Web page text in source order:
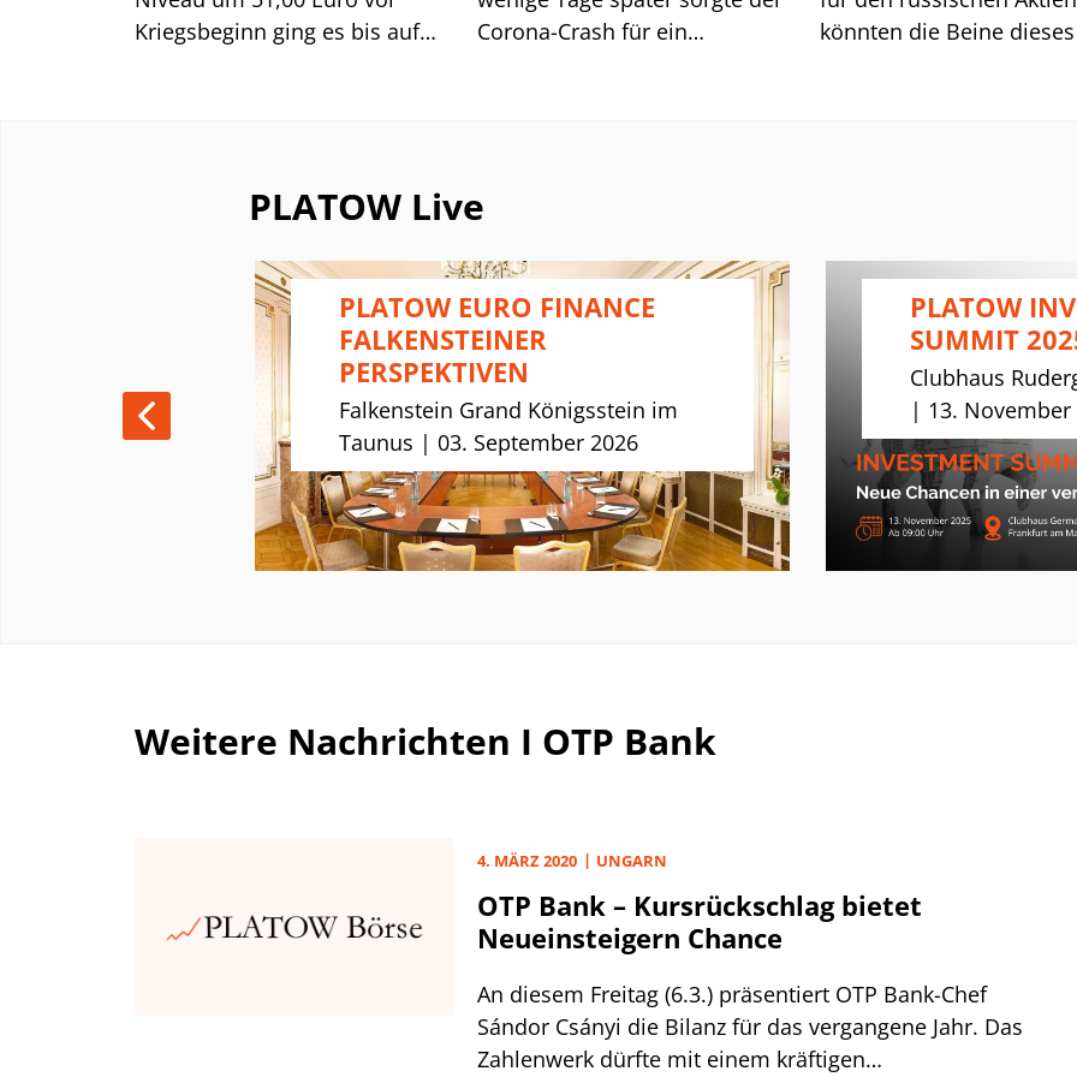
Kriegsbeginn ging es bis auf
Stopp aus PEM v. 16.12.21 bei
34,00 Euro klar unterschritten
Corona-Crash für ein
sich das Papier aber wieder
kräftig erholt. Dabei half am
Anfang die Entwicklung der
Gesamtmärkte.
könnten die Beine
für die Aktivitäten in der
Ukraine zahlen, drohte
Außenministerin
Baerbock und stellte eine
Genehmigung von Nord
Stream 2 infrage.
PLATOW Live
PLATOW EURO FINANCE
FALKENSTEINER
PERSPEKTIVEN
Falkenstein Grand Königsstein im
Taunus | 03. September 2026
PLATOW
SUMMIT
Clubhaus
| 13. November
Weitere Nachrichten I OTP Bank
4. MÄRZ 2020 UNGARN
OTP Bank – Kursrückschlag bietet
Neueinsteigern Chance
An diesem Freitag (6.3.) präsentiert OTP Bank-Chef
Sándor Csányi die Bilanz für das vergangene Jahr. Das
Zahlenwerk dürfte mit einem kräftigen